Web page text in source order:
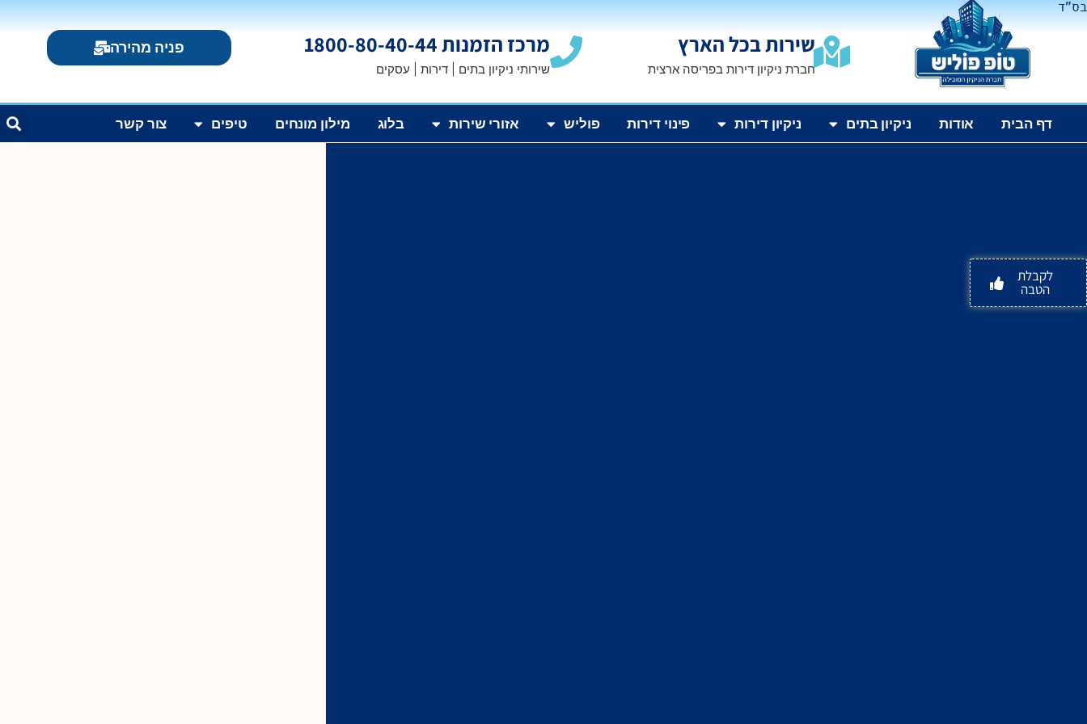
בס"ד
שירות בכל הארץ
חברת ניקיון דירות בפריסה ארצית
מרכז הזמנות 1800-80-40-44
שירותי ניקיון בתים | דירות | עסקים
פניה מהירה
דף הבית אודות ניקיון בתים ניקיון דירות פינוי דירות פוליש אזורי שירות בלוג מילון מונחים טיפים צור קשר
לקבלת
הטבה